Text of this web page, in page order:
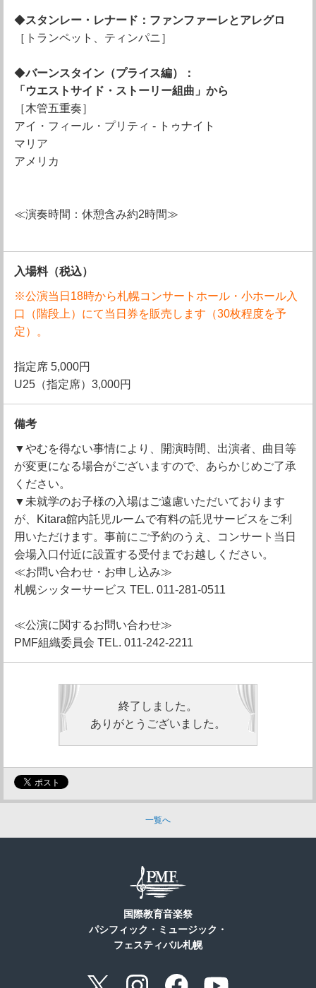
◆スタンレー・レナード：ファンファーレとアレグロ
［トランペット、ティンパニ］
◆バーンスタイン（プライス編）：
「ウエストサイド・ストーリー組曲」から
［木管五重奏］
アイ・フィール・プリティ - トゥナイト
マリア
アメリカ
≪演奏時間：休憩含み約2時間≫
入場料（税込）
※公演当日18時から札幌コンサートホール・小ホール入
口（階段上）にて当日券を販売します（30枚程度を予
定）。
指定席 5,000円
U25（指定席）3,000円
備考
▼やむを得ない事情により、開演時間、出演者、曲目等
が変更になる場合がございますので、あらかじめご了承
ください。
▼未就学のお子様の入場はご遠慮いただいております
が、Kitara館内託児ルームで有料の託児サービスをご利
用いただけます。事前にご予約のうえ、コンサート当日
会場入口付近に設置する受付までお越しください。
≪お問い合わせ・お申し込み≫
札幌シッターサービス TEL. 011-281-0511
≪公演に関するお問い合わせ≫
PMF組織委員会 TEL. 011-242-2211
終了しました。
ありがとうございました。
一覧へ
国際教育音楽祭
パシフィック・ミュージック・
フェスティバル札幌